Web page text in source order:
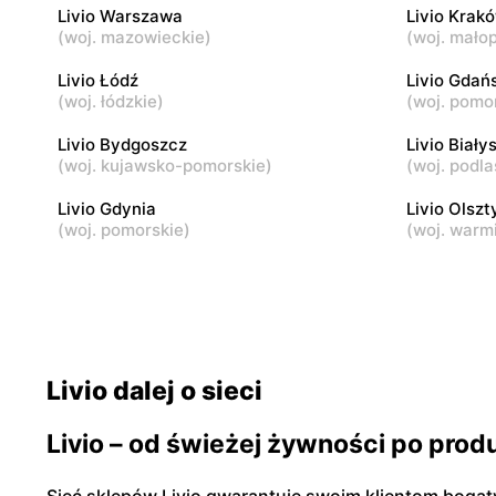
Livio
Karczew, ul. Rynek Zygmunta Starego 2
Livio
Dobczyn,
Livio
Małopole, ul. Wincentego Witosa 3
Livio
Góra
Livio Warszawa
(woj. mazowieckie)
Livio
(woj.
Livio Łódź
(woj. łódzkie)
Livio
(woj.
Livio Bydgoszcz
(woj. kujawsko-pomorskie)
Livio
(woj.
Livio Gdynia
(woj. pomorskie)
Livio
(woj.
Livio dalej o sieci
Livio – od świeżej żywności po